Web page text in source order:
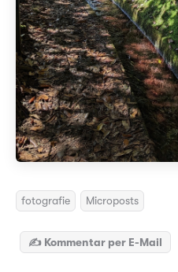
fotografie Microposts
✍️ Kommentar per E-Mail